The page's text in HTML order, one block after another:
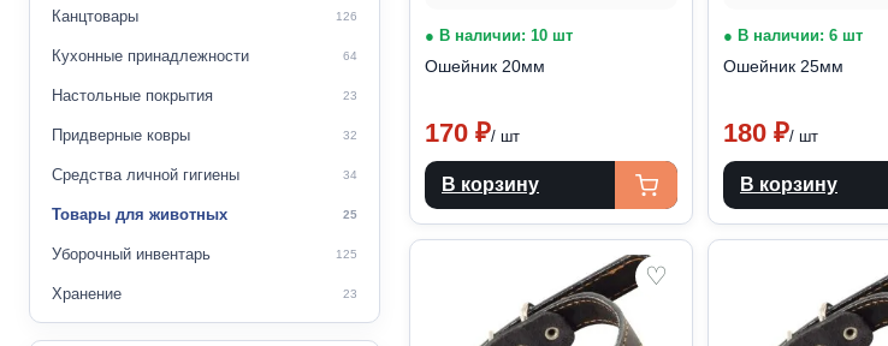
Канцтовары 126
Кухонные принадлежности 64
Настольные покрытия 23
Придверные ковры 32
Средства личной гигиены 34
Товары для животных 25
Уборочный инвентарь 125
Хранение 23
● В наличии: 10 шт
Ошейник 20мм
170 ₽/ шт
В корзину
● В наличии: 6 шт
Ошейник 25мм
180 ₽/ шт
В корзину
♡